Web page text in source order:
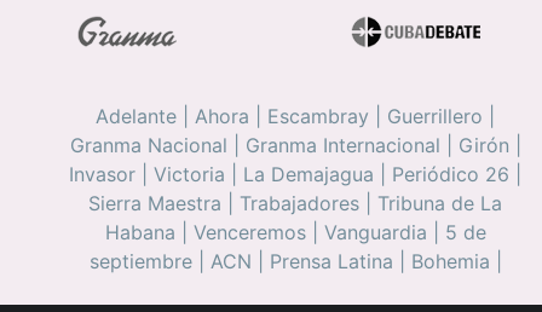
Adelante Ahora Escambray Guerrillero
Granma Nacional
Granma Internacional Girón
Invasor
Victoria La Demajagua Periódico 26
Sierra Maestra
Trabajadores
Tribuna de La
Habana
Venceremos| Vanguardia
5 de
septiembre| ACN Prensa Latina Bohemia